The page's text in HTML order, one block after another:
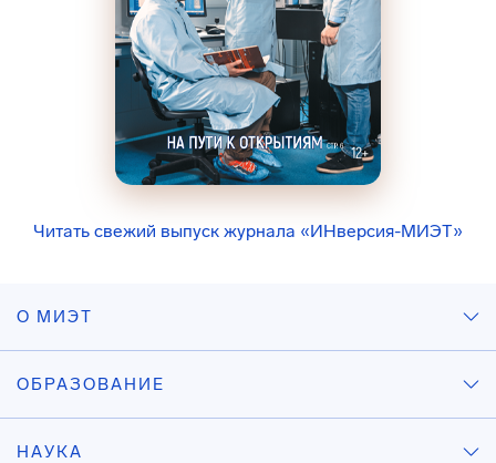
Читать свежий выпуск журнала «ИНверсия-МИЭТ»
О МИЭТ
ОБРАЗОВАНИЕ
НАУКА